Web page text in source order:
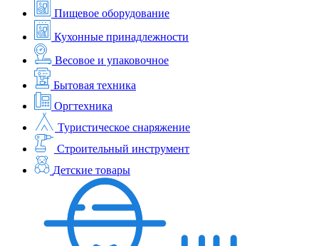
Пищевое оборудование
Кухонные принадлежности
Весовое и упаковочное
Бытовая техника
Оргтехника
Туристическое снаряжение
Строительный инструмент
Детские товары